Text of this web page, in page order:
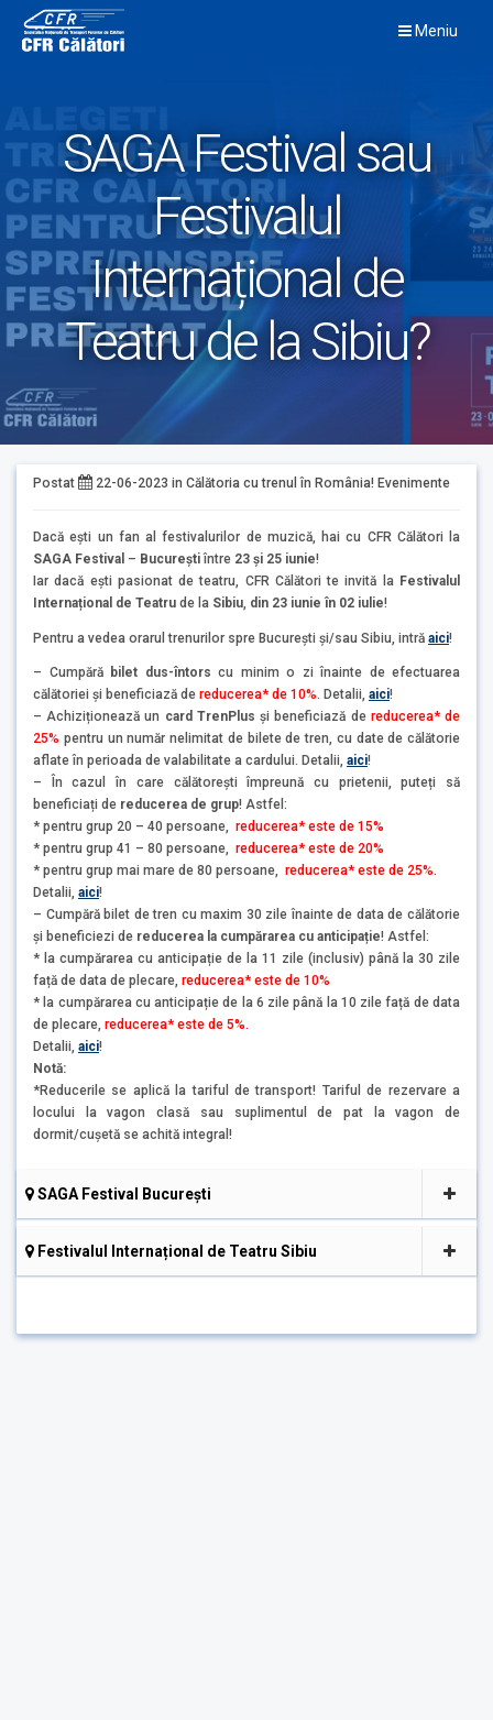
content
Meniu
SAGA Festival sau
Festivalul
Internațional de
Teatru de la Sibiu?
Postat 22-06-2023 in Călătoria cu trenul în România! Evenimente
Dacă ești un fan al festivalurilor de muzică, hai cu CFR Călători la
SAGA Festival – Bucureștiîntre 23 și 25 iunie!
Iar dacă ești pasionat de teatru, CFR Călători te invită la Festivalul
Internațional de Teatru de la Sibiu, din 23 iunie în 02 iulie!
Pentru a vedea orarul trenurilor spre București și/sau Sibiu, intră aici!
– Cumpărăbilet dus-întors cu minim o zi înainte de efectuarea
călătoriei și beneficiază de reducerea* de 10%. Detalii, aici!
– Achiziționează un card TrenPlus și beneficiază de reducerea* de
25% pentru un număr nelimitat de bilete de tren, cu date de călătorie
aflate în perioada de valabilitate a cardului. Detalii, aici!
– În cazul în care călătorești împreună cu prietenii, puteți să
beneficiați de reducerea de grup! Astfel:
* pentru grup 20 – 40 persoane, reducerea* este de 15%
* pentru grup 41 – 80 persoane, reducerea* este de 20%
* pentru grup mai mare de 80 persoane, reducerea* este de 25%.
Detalii, aici!
– Cumpără bilet de tren cu maxim 30 zile înainte de data de călătorie
și beneficiezi de reducerea la cumpărarea cu anticipație! Astfel:
* la cumpărarea cu anticipație de la 11 zile (inclusiv) până la 30 zile
față de data de plecare, reducerea* este de 10%
* la cumpărarea cu anticipație de la 6 zile până la 10 zile față de data
de plecare, reducerea* este de 5%.
Detalii, aici!
Notă:
*Reducerile se aplică la tariful de transport! Tariful de rezervare a
locului la vagon clasă sau suplimentul de pat la vagon de
dormit/cușetă se achită integral!
SAGA Festival București
Festivalul Internațional de Teatru Sibiu